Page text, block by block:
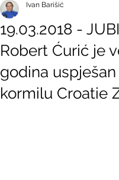
19.03.2018 -
Robert Ćurić je
godina uspješan
kormilu Croatie
Ivan Barišić